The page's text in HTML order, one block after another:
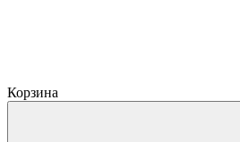
Корзина